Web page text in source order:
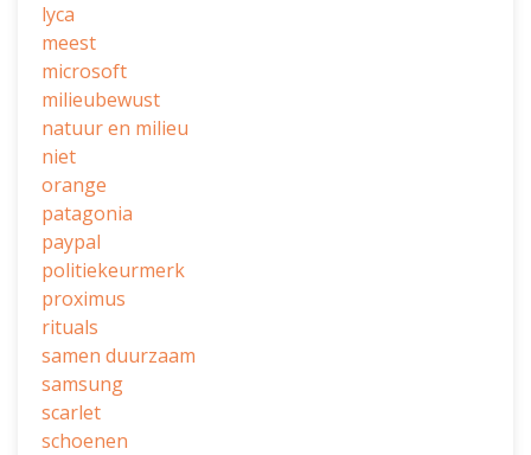
lyca
meest
microsoft
milieubewust
natuur en milieu
niet
orange
patagonia
paypal
politiekeurmerk
proximus
rituals
samen duurzaam
samsung
scarlet
schoenen